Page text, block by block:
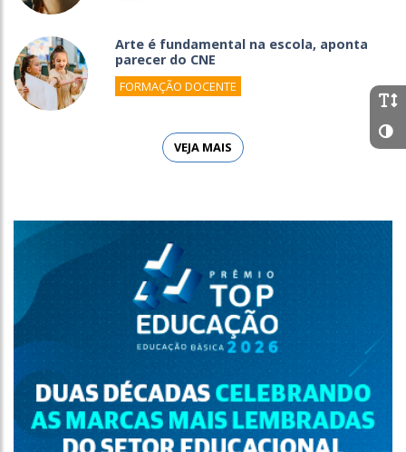
Arte é fundamental na escola, aponta
parecer do CNE
FORMAÇÃO DOCENTE
VEJA MAIS